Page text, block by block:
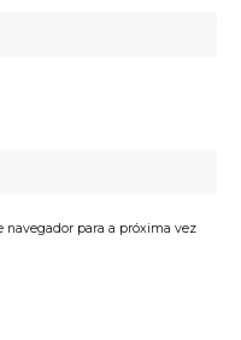
navegador para a próxima vez